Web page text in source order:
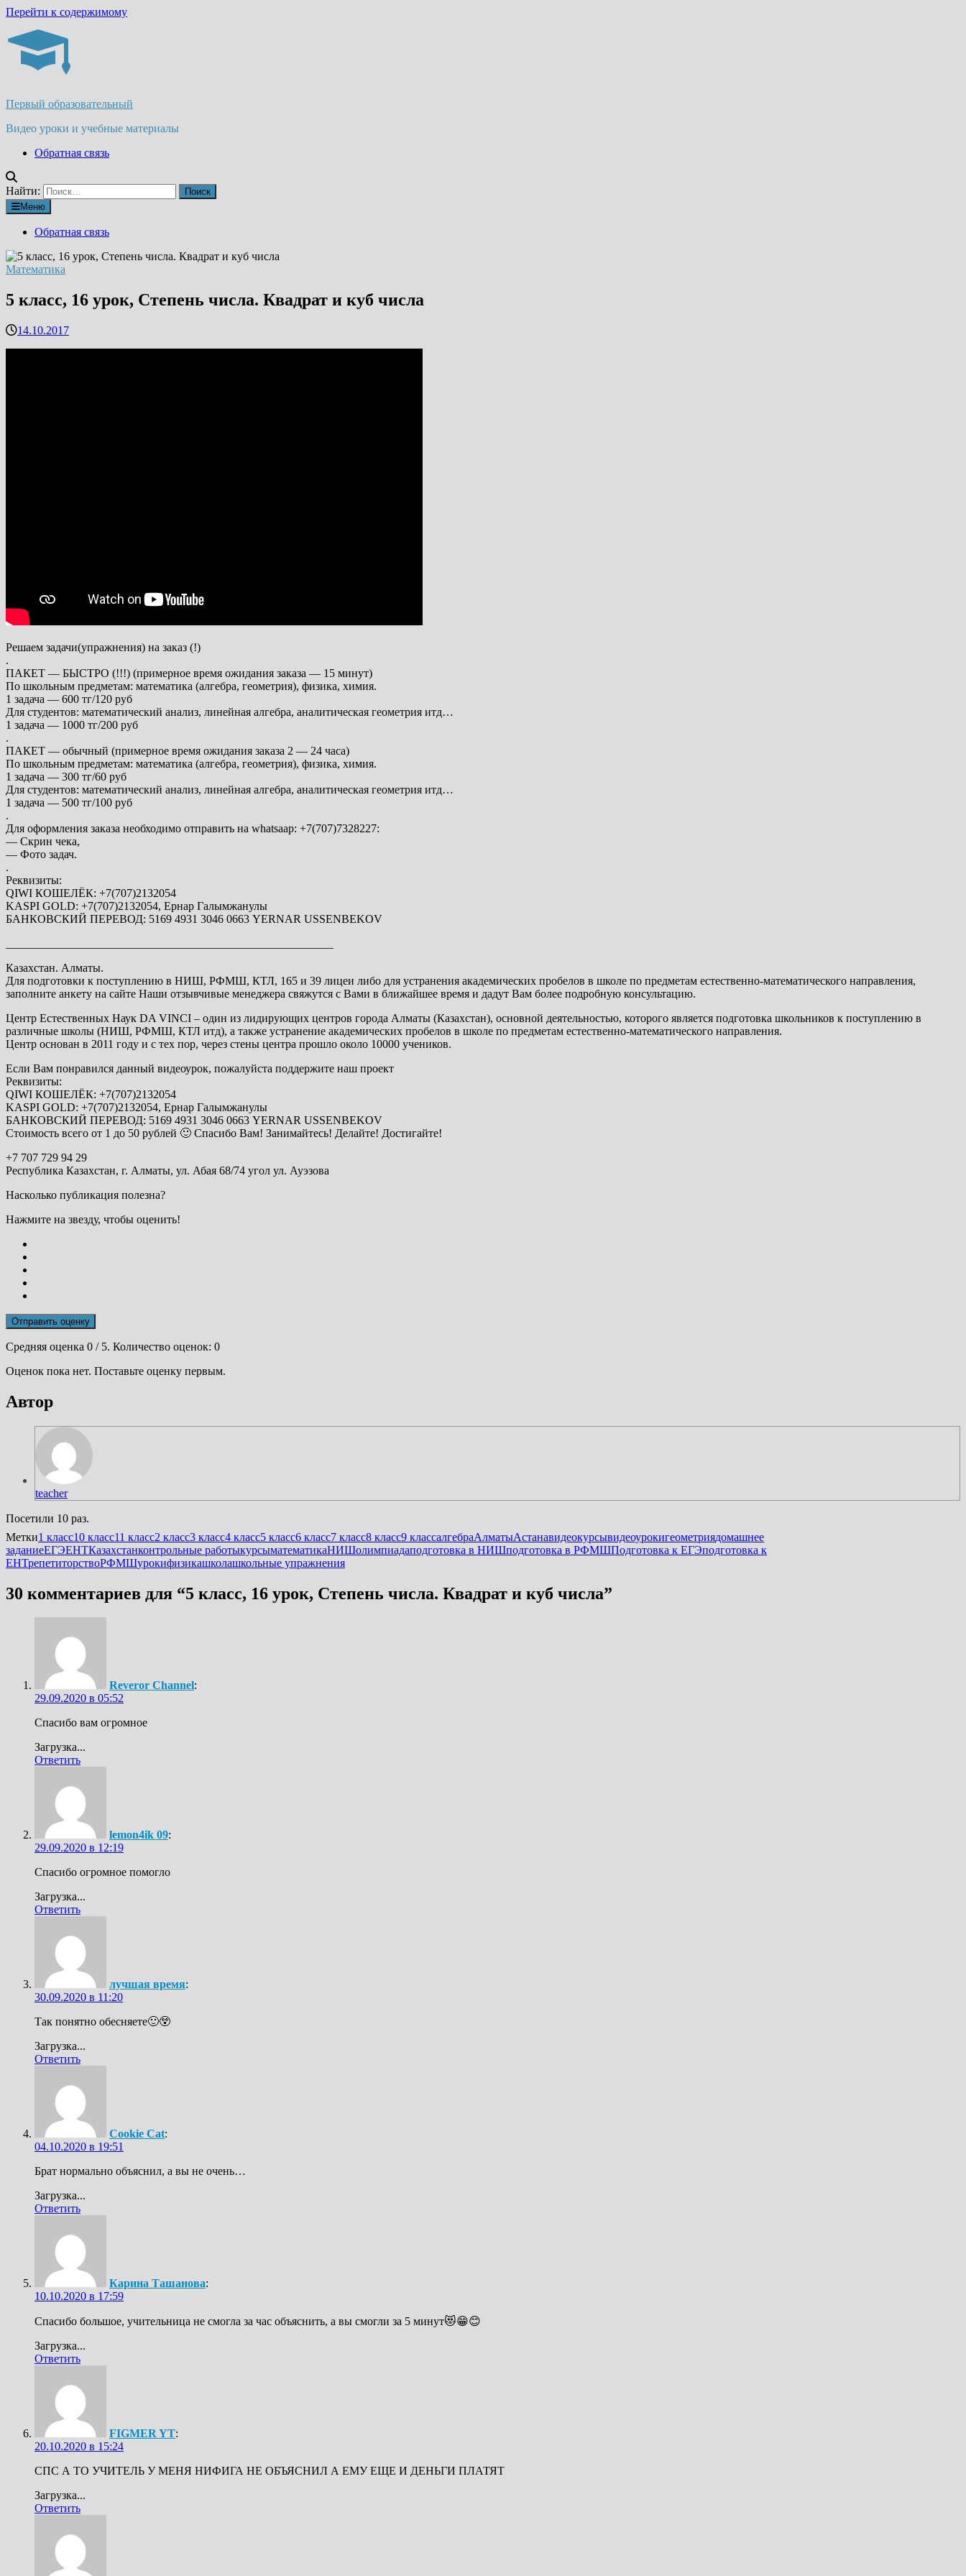
Перейти к содержимому
Первый образовательный
Видео уроки и учебные материалы
Обратная связь
Найти:
Меню
Обратная связь
Математика
5 класс, 16 урок, Степень числа. Квадрат и куб числа
14.10.2017
Решаем задачи(упражнения) на заказ (!)
.
ПАКЕТ — БЫСТРО (!!!) (примерное время ожидания заказа — 15 минут)
По школьным предметам: математика (алгебра, геометрия), физика, химия.
1 задача — 600 тг/120 руб
Для студентов: математический анализ, линейная алгебра, аналитическая геометрия итд…
1 задача — 1000 тг/200 руб
.
ПАКЕТ — обычный (примерное время ожидания заказа 2 — 24 часа)
По школьным предметам: математика (алгебра, геометрия), физика, химия.
1 задача — 300 тг/60 руб
Для студентов: математический анализ, линейная алгебра, аналитическая геометрия итд…
1 задача — 500 тг/100 руб
.
Для оформления заказа необходимо отправить на whatsaap: +7(707)7328227:
— Скрин чека,
— Фото задач.
.
Реквизиты:
QIWI КОШЕЛЁК: +7(707)2132054
KASPI GOLD: +7(707)2132054, Ернар Галымжанулы
БАНКОВСКИЙ ПЕРЕВОД: 5169 4931 3046 0663 YERNAR USSENBEKOV
Казахстан. Алматы.
Для подготовки к поступлению в НИШ, РФМШ, КТЛ, 165 и 39 лицеи либо для устранения академических пробелов в школе по предметам естественно-математического направления,
заполните анкету на сайте Наши отзывчивые менеджера свяжутся с Вами в ближайшее время и дадут Вам более подробную консультацию.
Центр Естественных Наук DA VINCI – один из лидирующих центров города Алматы (Казахстан), основной деятельностью, которого является подготовка школьников к поступлению в
различные школы (НИШ, РФМШ, КТЛ итд), а также устранение академических пробелов в школе по предметам естественно-математического направления.
Центр основан в 2011 году и с тех пор, через стены центра прошло около 10000 учеников.
Если Вам понравился данный видеоурок, пожалуйста поддержите наш проект
Реквизиты:
QIWI КОШЕЛЁК: +7(707)2132054
KASPI GOLD: +7(707)2132054, Ернар Галымжанулы
БАНКОВСКИЙ ПЕРЕВОД: 5169 4931 3046 0663 YERNAR USSENBEKOV
Стоимость всего от 1 до 50 рублей 🙂 Спасибо Вам! Занимайтесь! Делайте! Достигайте!
+7 707 729 94 29
Республика Казахстан, г. Алматы, ул. Абая 68/74 угол ул. Ауэзова
Насколько публикация полезна?
Нажмите на звезду, чтобы оценить!
Отправить оценку
Средняя оценка 0 / 5. Количество оценок: 0
Оценок пока нет. Поставьте оценку первым.
Автор
teacher
Посетили 10 раз.
Метки1 класс10 класс11 класс2 класс3 класс4 класс5 класс6 класс7 класс8 класс9 классалгебраАлматыАстанавидеокурсывидеоурокигеометриядомашнее
заданиеЕГЭЕНТКазахстанконтрольные работыкурсыматематикаНИШолимпиадаподготовка в НИШподготовка в РФМШПодготовка к ЕГЭподготовка к
ЕНТрепетиторствоРФМШурокифизикашколашкольные упражнения
30 комментариев для “5 класс, 16 урок, Степень числа. Квадрат и куб числа”
Reveror Channel:
29.09.2020 в 05:52
Спасибо вам огромное
Загрузка...
Ответить
lemon4ik 09:
29.09.2020 в 12:19
Спасибо огромное помогло
Загрузка...
Ответить
лучшая время:
30.09.2020 в 11:20
Так понятно обесняете🙂😲
Загрузка...
Ответить
Cookie Cat:
04.10.2020 в 19:51
Брат нормально объяснил, а вы не очень…
Загрузка...
Ответить
Карина Ташанова:
10.10.2020 в 17:59
Спасибо большое, учительница не смогла за час объяснить, а вы смогли за 5 минут😻😁😊
Загрузка...
Ответить
FIGMER YT:
20.10.2020 в 15:24
СПС А ТО УЧИТЕЛЬ У МЕНЯ НИФИГА НЕ ОБЪЯСНИЛ А ЕМУ ЕЩЕ И ДЕНЬГИ ПЛАТЯТ
Загрузка...
Ответить